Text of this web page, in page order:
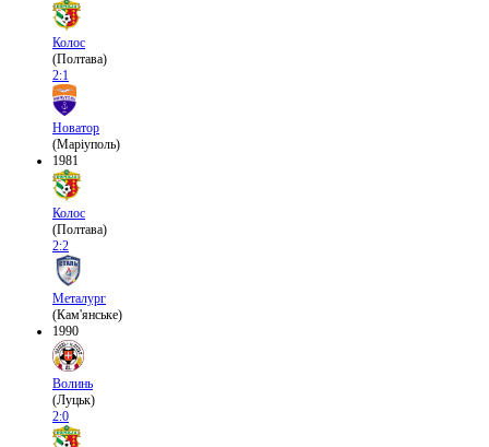
Колос
(Полтава)
2:1
Новатор
(Маріуполь)
1981
Колос
(Полтава)
2:2
Металург
(Кам'янське)
1990
Волинь
(Луцьк)
2:0